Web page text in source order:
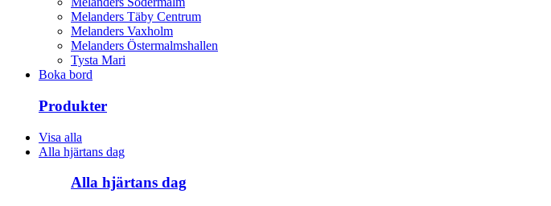
Melanders Täby Centrum
Melanders Vaxholm
Melanders Östermalmshallen
Tysta Mari
Boka bord
Produkter
Visa alla
Alla hjärtans dag
Alla hjärtans dag